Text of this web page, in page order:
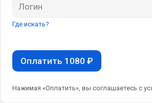
Где искать?
Оплатить 1080 ₽
Нажимая «Оплатить», вы соглашаетесь с